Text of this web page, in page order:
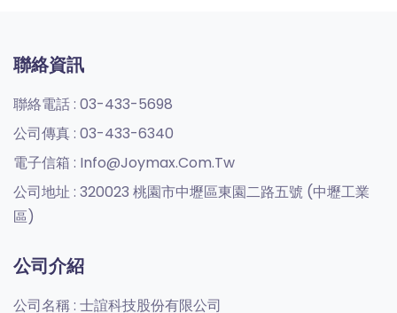
聯絡資訊
聯絡電話 : 03-433-5698
公司傳真 : 03-433-6340
電子信箱 : Info@joymax.com.tw
公司地址 : 320023 桃園市中壢區東園二路五號 (中壢工業
區)
公司介紹
公司名稱 : 士誼科技股份有限公司